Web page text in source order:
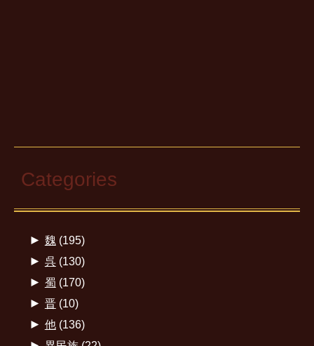
Categories
► 魏 (195)
► 呉(130)
► 蜀 (170)
► 晋(10)
► 他(136)